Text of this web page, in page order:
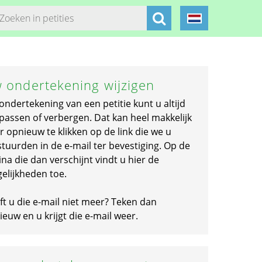
ondertekening wijzigen
van een petitie kunt u altijd
of verbergen. Dat kan heel makkelijk
opnieuw te klikken op de link die we u
in de e-mail ter bevestiging. Op de
die dan verschijnt vindt u hier de
toe.
u die e-mail niet meer? Teken dan
en u krijgt die e-mail weer.